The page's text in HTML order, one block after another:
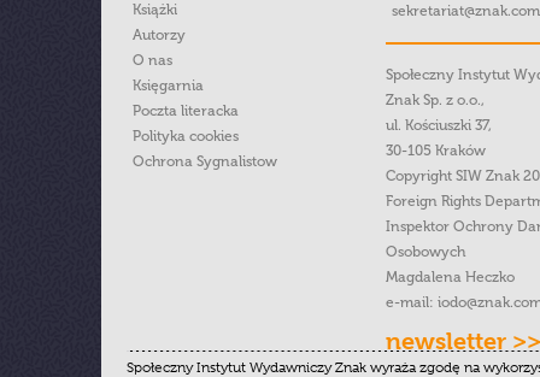
Książki
Autorzy
O nas
Księgarnia
Poczta literacka
Polityka cookies
Ochrona Sygnalistow
Społeczny Instytut
Znak Sp. z o.o.,
ul. Kościuszki 37,
30-105 Kraków
Copyright SIW Znak
Foreign Rights
Inspektor Ochrony
Osobowych
Magdalena Heczko
e-mail:
newsletter >>
Społeczny Instytut Wydawniczy Znak wyraża zgodę na